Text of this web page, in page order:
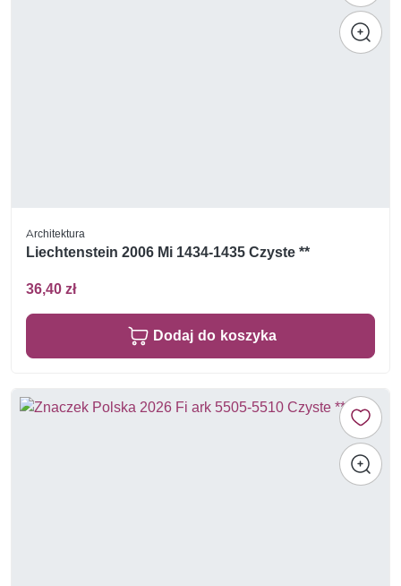
Architektura
Liechtenstein 2006 Mi 1434-1435 Czyste **
36,40 zł
Dodaj do koszyka